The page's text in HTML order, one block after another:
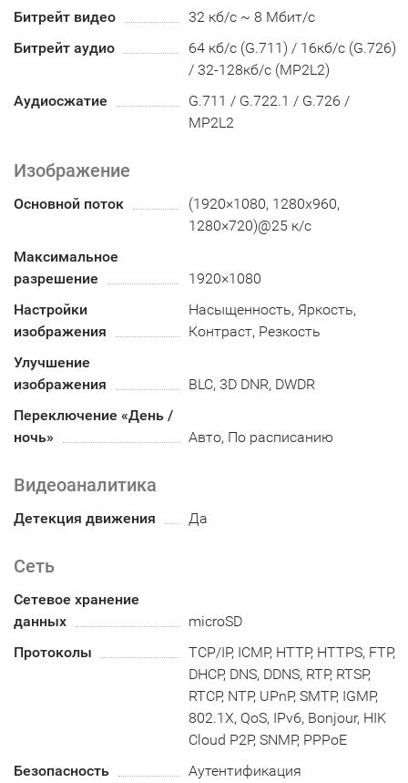
Битрейт видео
32 кб/с ~ 8 Мбит/с
Битрейт аудио
64 кб/с (G.711) / 16кб/с (G.726)
/ 32-128кб/с (MP2L2)
Аудиосжатие
G.711 / G.722.1 / G.726 /
MP2L2
Изображение
Основной поток
(1920×1080, 1280х960,
1280×720)@25 к/с
Максимальное
разрешение
1920×1080
Настройки
изображения
Насыщенность, Яркость,
Контраст, Резкость
Улучшение
изображения
BLC, 3D DNR, DWDR
Переключение «День /
ночь»
Авто, По расписанию
Видеоаналитика
Детекция движения Да
Сеть
Сетевое хранение
данных
microSD
Протоколы
TCP/IP, ICMP, HTTP, HTTPS, FTP,
DHCP, DNS, DDNS, RTP, RTSP,
RTCP, NTP, UPnP, SMTP, IGMP,
802.1X, QoS, IPv6, Bonjour, HIK
Cloud P2P, SNMP, PPPoE
Безопасность
Аутентификация